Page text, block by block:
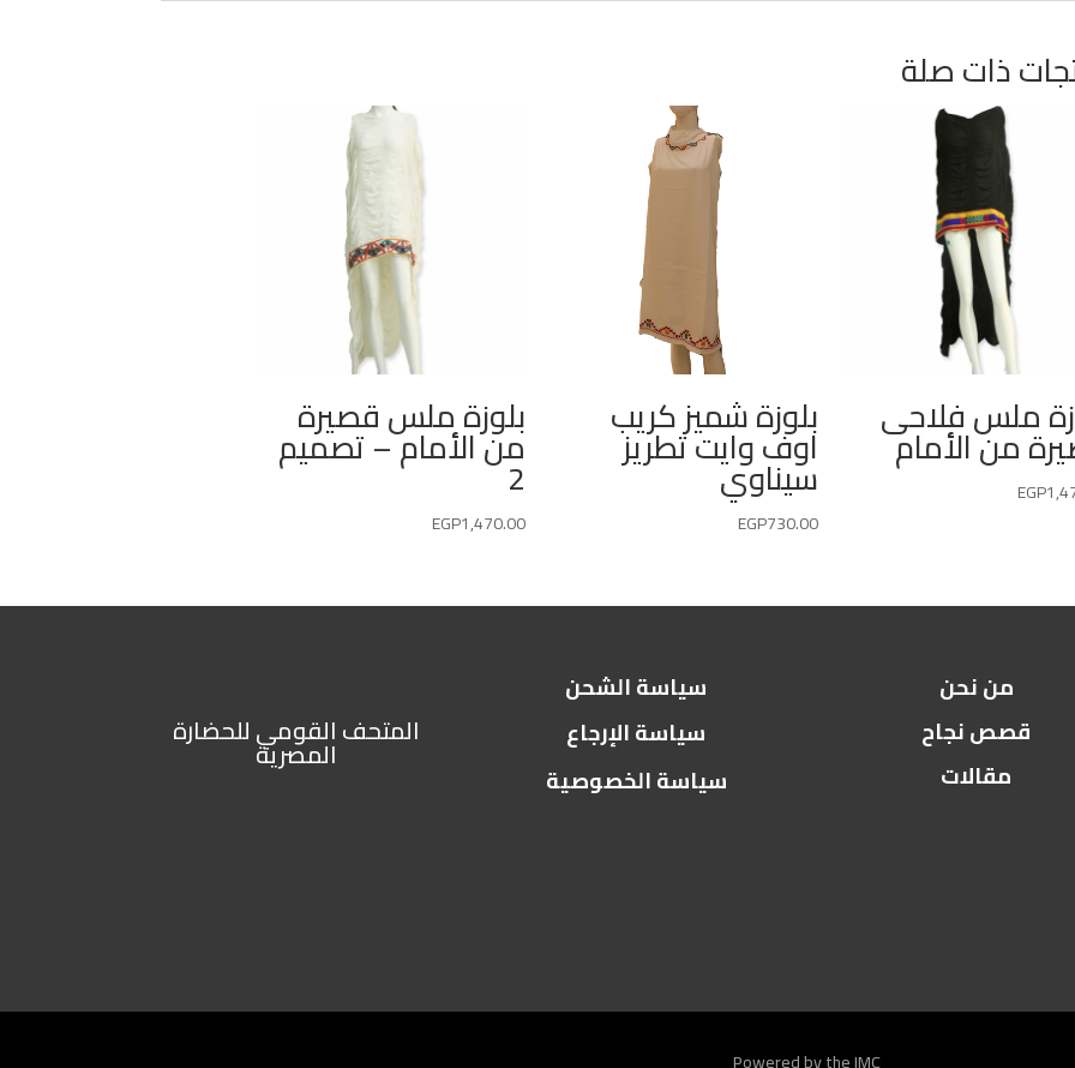
ذات صلة
ملس فلاحى
من الأمام
EGP
بلوزة شميز كريب
اوف وايت تطريز
سيناوي
EGP730.00
بلوزة ملس قصيرة
من الأمام – تصميم
2
EGP1,470.00
المتحف القومي للحضارة
المصرية
سياسة الشحن
سياسة الإرجاع
سياسة الخصوصية
من نحن
قصص نجاح
مقالات